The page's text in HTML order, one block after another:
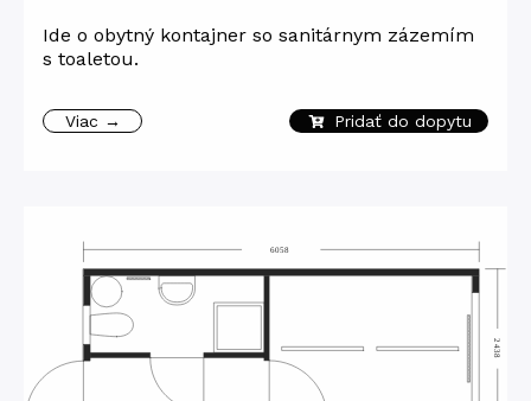
Ide o obytný kontajner so sanitárnym zázemím
s toaletou.
Viac → Pridať do dopytu